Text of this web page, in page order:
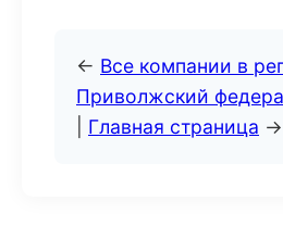
← Все компании в
Приволжский
Главная страница →